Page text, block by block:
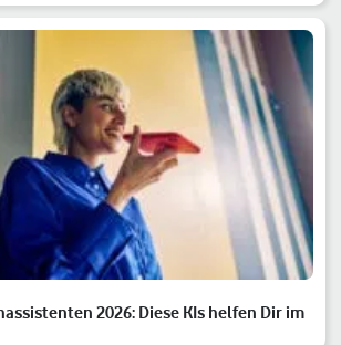
2026: Diese KIs helfen Dir im